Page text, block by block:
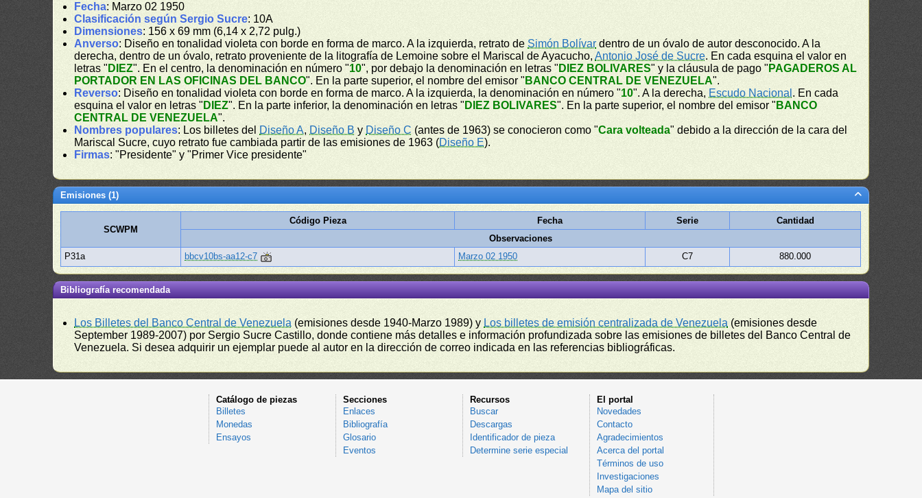
Fecha: Marzo 02 1950
Clasificación según Sergio Sucre: 10A
Dimensiones: 156 x 69 mm (6,14 x 2,72 pulg.)
Anverso: Diseño en tonalidad violeta con borde en forma de marco. A la izquierda, retrato deSimón Bolívardentro de un óvalo de autor desconocido. A la
derecha, dentro de un óvalo, retrato proveniente de la litografía de Lemoine sobre el Mariscal de Ayacucho,Antonio José de Sucre. En cada esquina el valor en
letras " DIEZ". En el centro, la denominación en número "10", por debajo la denominación en letras " DIEZ BOLIVARES" y la cláusula de pago " PAGADEROS AL
PORTADOR EN LAS OFICINAS DEL BANCO". En la parte superior, el nombre del emisor " BANCO CENTRAL DE VENEZUELA".
Reverso: Diseño en tonalidad violeta con borde en forma de marco. A la izquierda, la denominación en número "10". A la derecha, Escudo Nacional . En cada
esquina el valor en letras " DIEZ". En la parte inferior, la denominación en letras " DIEZ BOLIVARES". En la parte superior, el nombre del emisor " BANCO
CENTRAL DE VENEZUELA".
Nombres populares: Los billetes del Diseño A, Diseño B y Diseño C (antes de 1963) se conocieron como "Cara volteada" debido a la dirección de la cara del
Mariscal Sucre, cuyo retrato fue cambiada partir de las emisiones de 1963 (Diseño E).
Firmas: "Presidente" y "Primer Vice presidente"
Emisiones (1)
SCWPM
Código Pieza Fecha Serie
Cantidad
Observaciones
P31a
bbcv10bs-aa12-c7 Marzo 02 1950 C7 880.000
Bibliografía recomendada
Los Billetes del Banco Central de Venezuela (emisiones desde 1940-Marzo 1989) y Los billetes de emisión centralizada de Venezuela (emisiones desde
September 1989-2007) por Sergio Sucre Castillo, donde contiene más detalles e información profundizada sobre las emisiones de billetes del Banco Central de
Venezuela. Si desea adquirir un ejemplar puede al autor en la dirección de correo indicada en las referencias bibliográficas.
Catálogo de piezas
Billetes
Monedas
Ensayos
Secciones
Enlaces
Bibliografía
Glosario
Eventos
Recursos
Buscar
Descargas
Identificador de pieza
Determine serie especial
El portal
Novedades
Contacto
Agradecimientos
Acerca del portal
Términos de uso
Investigaciones
Mapa del sitio